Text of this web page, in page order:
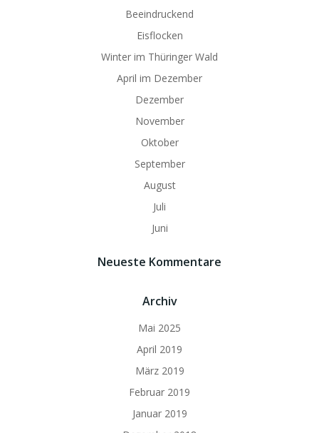
Beeindruckend
Eisflocken
Winter im Thüringer Wald
April im Dezember
Dezember
November
Oktober
September
August
Juli
Juni
Neueste Kommentare
Archiv
Mai 2025
April 2019
März 2019
Februar 2019
Januar 2019